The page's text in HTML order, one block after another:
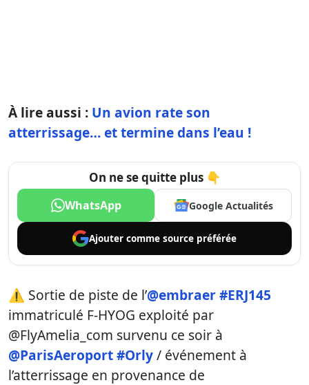
À lire aussi : Un avion rate son
atterrissage… et termine dans l’eau !
On ne se quitte plus 👇
WhatsApp Google Actualités
Ajouter comme source préférée
⚠️ Sortie de piste de l’@embraer#ERJ145
immatriculé F-HYOG exploité par
@FlyAmelia_com survenu ce soir à
@ParisAeroport#Orly/ événement à
l’atterrissage en provenance de